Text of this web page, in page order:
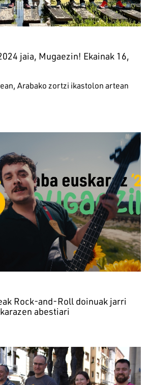
jaia, Mugaezin! Ekainak 16,
Arabako zortzi ikastolon artean
Rock-and-Roll doinuak jarri
abestiari